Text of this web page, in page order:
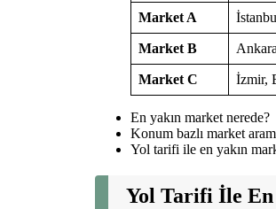
Market A
Market B
Market C İzmir,
En yakın market nerede?
Konum bazlı market
Yol tarifi ile en yakın
Yol Tarifi İle En